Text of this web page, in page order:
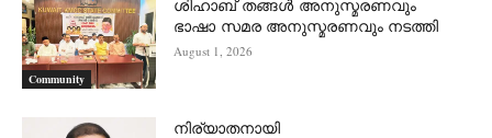
Community
ശിഹാബ് തങ്ങൾ അനുസ്മരണവും
ഭാഷാ സമര അനുസ്മരണവും നടത്തി
August 1, 2026
നിര്യാതനായി